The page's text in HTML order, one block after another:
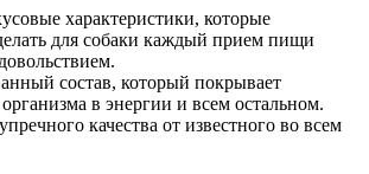
характеристики, которые
для собаки каждый прием пищи
состав, который покрывает
в энергии и всем остальном.
качества от известного во всем